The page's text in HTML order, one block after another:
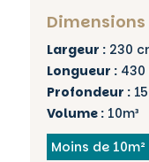
Dimensions
Largeur :230
Longueur :430
Profondeur :
Volume :10m³
Moins de 10m²